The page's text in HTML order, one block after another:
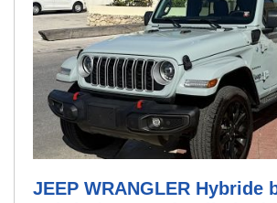
JEEP WRANGLER Hybride